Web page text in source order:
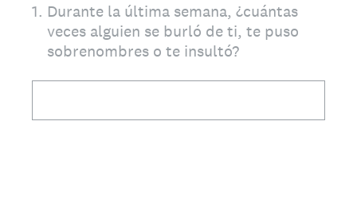
1. Durante la última semana, ¿cuántas
veces alguien se burló de ti, te puso
sobrenombres o te insultó?